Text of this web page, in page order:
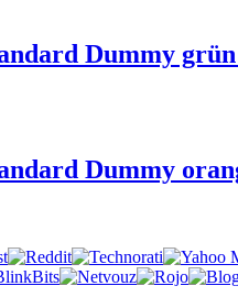
Dummy
Dummy